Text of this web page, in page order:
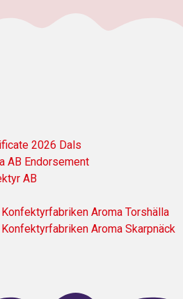
2026 Dals
AB Endorsement
AB
Aroma Torshälla
Aroma Skarpnäck